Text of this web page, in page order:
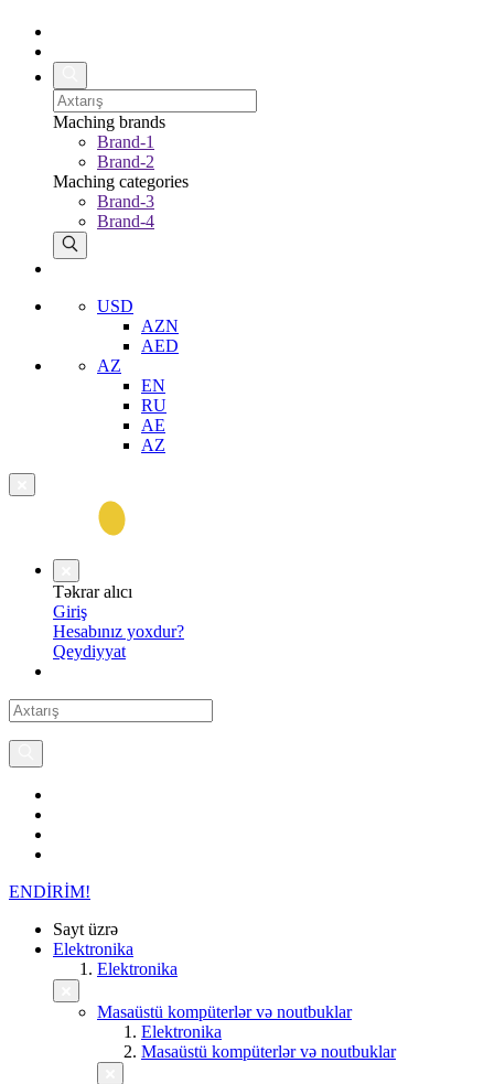
Maching brands
Brand-1
Brand-2
Maching categories
Brand-3
Brand-4
USD
AZN
AED
AZ
EN
RU
AE
AZ
Təkrar alıcı
Giriş
Hesabınız yoxdur?
Qeydiyyat
ENDİRİM!
Sayt üzrə
Elektronika
Elektronika
Masaüstü kompüterlər və noutbuklar
Elektronika
Masaüstü kompüterlər və noutbuklar